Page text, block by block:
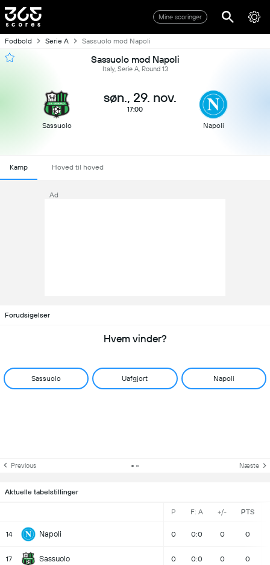
Mine scoringer
Fodbold Serie A Sassuolo mod Napoli
Sassuolo mod Napoli
Italy, Serie A, Round 13
Sassuolo
søn., 29. nov.
17:00
Napoli
Kamp Hoved til hoved
Ad
Forudsigelser
Hvem vinder?
Sassuolo Uafgjort Napoli
Previous Næste
Aktuelle tabelstillinger
P F: A +/- PTS
14 Napoli 0 0:0 0 0
17 Sassuolo 0 0:0 0 0